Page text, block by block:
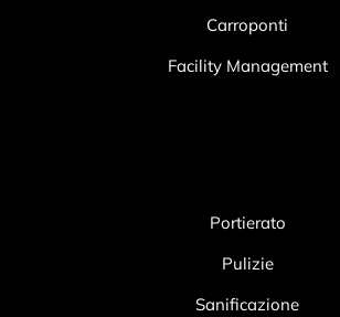
Carroponti
Facility Management
Portierato
Pulizie
Sanificazione